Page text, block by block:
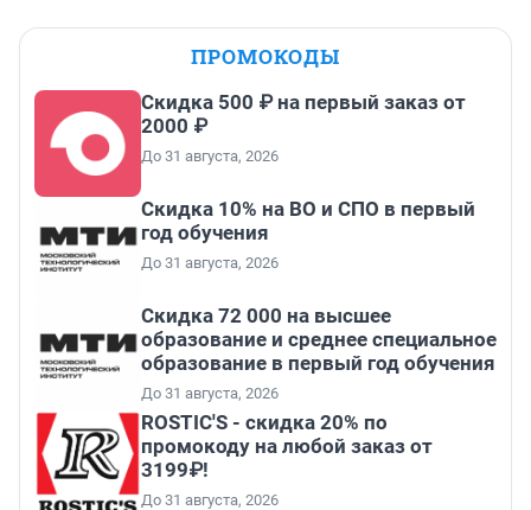
ПРОМОКОДЫ
Скидка 500 ₽ на первый заказ от
2000 ₽
До 31 августа, 2026
Скидка 10% на ВО и СПО в первый
год обучения
До 31 августа, 2026
Скидка 72 000 на высшее
образование и среднее специальное
образование в первый год обучения
До 31 августа, 2026
ROSTIC'S - скидка 20% по
промокоду на любой заказ от
3199₽!
До 31 августа, 2026